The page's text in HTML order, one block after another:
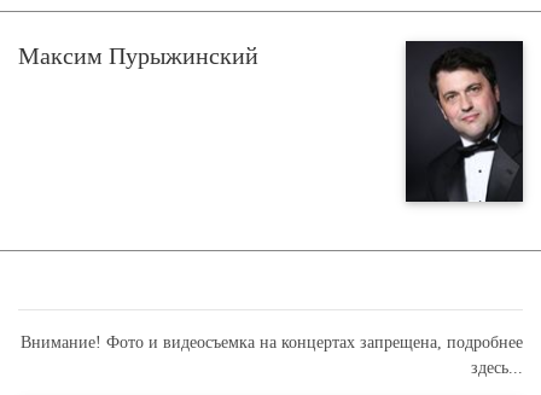
Максим Пурыжинский
Внимание! Фото и видеосъемка на концертах запрещена, подробнее
здесь...